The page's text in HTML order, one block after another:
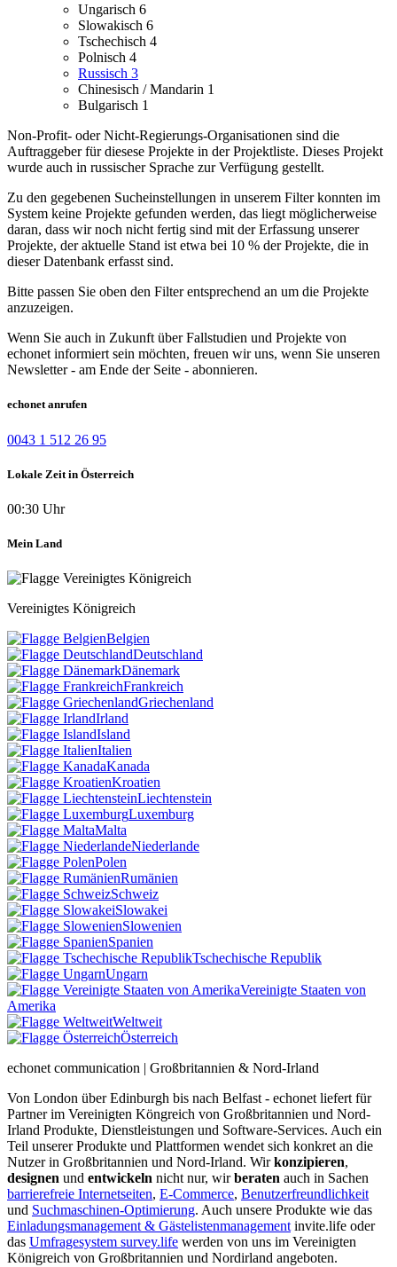
Ungarisch 6
Slowakisch 6
Tschechisch 4
Polnisch 4
Russisch 3
Chinesisch / Mandarin 1
Bulgarisch 1
Non-Profit- oder Nicht-Regierungs-Organisationen sind die
Auftraggeber für diesese Projekte in der Projektliste. Dieses Projekt
wurde auch in russischer Sprache zur Verfügung gestellt.
Zu den gegebenen Sucheinstellungen in unserem Filter konnten im
System keine Projekte gefunden werden, das liegt möglicherweise
daran, dass wir noch nicht fertig sind mit der Erfassung unserer
Projekte, der aktuelle Stand ist etwa bei 10 % der Projekte, die in
dieser Datenbank erfasst sind.
Bitte passen Sie oben den Filter entsprechend an um die Projekte
anzuzeigen.
Wenn Sie auch in Zukunft über Fallstudien und Projekte von
echonet informiert sein möchten, freuen wir uns, wenn Sie unseren
Newsletter - am Ende der Seite - abonnieren.
echonet anrufen
0043 1 512 26 95
Lokale Zeit in Österreich
00:30 Uhr
Mein Land
Vereinigtes Königreich
Belgien
Deutschland
Dänemark
Frankreich
Griechenland
Irland
Island
Italien
Kanada
Kroatien
Liechtenstein
Luxemburg
Malta
Niederlande
Polen
Rumänien
Schweiz
Slowakei
Slowenien
Spanien
Tschechische Republik
Ungarn
Vereinigte Staaten von
Amerika
Weltweit
Österreich
echonet communication | Großbritannien & Nord-Irland
Von London über Edinburgh bis nach Belfast - echonet liefert für
Partner im Vereinigten Köngreich von Großbritannien und Nord-
Irland Produkte, Dienstleistungen und Software-Services. Auch ein
Teil unserer Produkte und Plattformen wendet sich konkret an die
Nutzer in Großbritannien und Nord-Irland. Wirkonzipieren,
designen und entwickeln nicht nur, wirberaten auch in Sachen
barrierefreie Internetseiten, E-Commerce, Benutzerfreundlichkeit
und Suchmaschinen-Optimierung. Auch unsere Produkte wie das
Einladungsmanagement & Gästelistenmanagement invite.life oder
das Umfragesystem survey.life werden von uns im Vereinigten
Königreich von Großbritannien und Nordirland angeboten.